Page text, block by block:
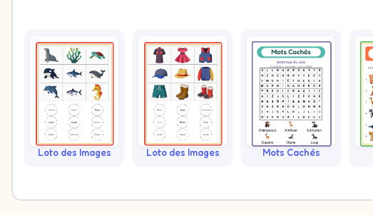
Loto des Images Loto des Images Mots Cachés